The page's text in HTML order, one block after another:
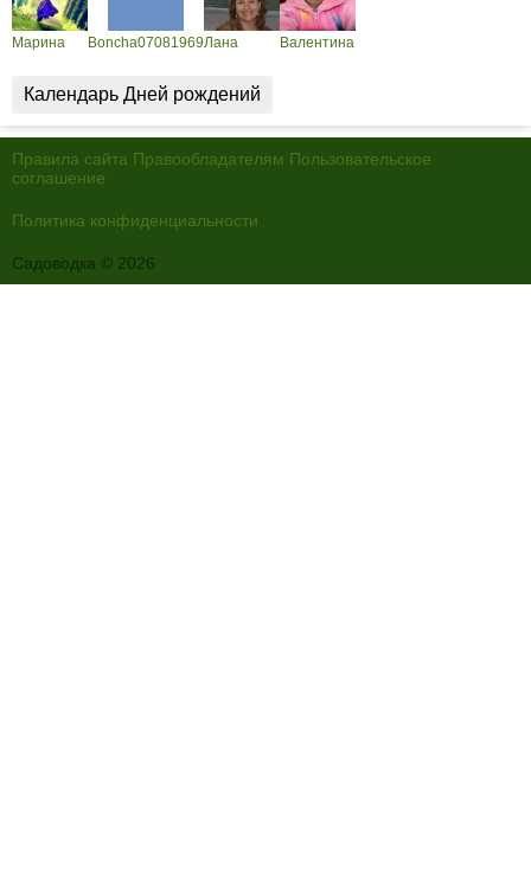
Марина Boncha07081969Лана Валентина
Календарь Дней рождений
Правила сайта Правообладателям Пользовательское
соглашение
Политика конфиденциальности
Садоводка © 2026